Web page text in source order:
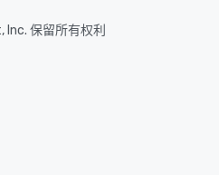
保留所有权利